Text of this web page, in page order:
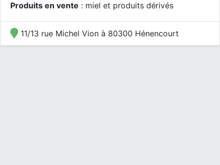
Produits en vente : miel et produits dérivés
11/13 rue Michel Vion à 80300 Hénencourt